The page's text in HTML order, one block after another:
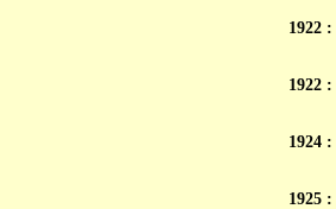
1922 :
1922 :
1924 :
1925 :